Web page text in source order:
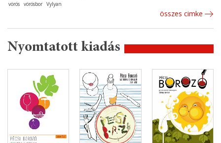
vörös vörösbor Vylyan
összes cimke
Nyomtatott kiadás